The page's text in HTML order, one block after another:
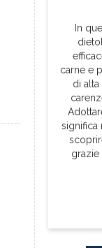
In
carne e
di
significa
grazie